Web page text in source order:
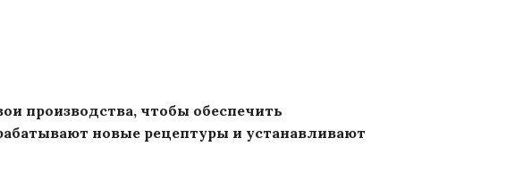
производства, чтобы обеспечить
новые рецептуры и устанавливают